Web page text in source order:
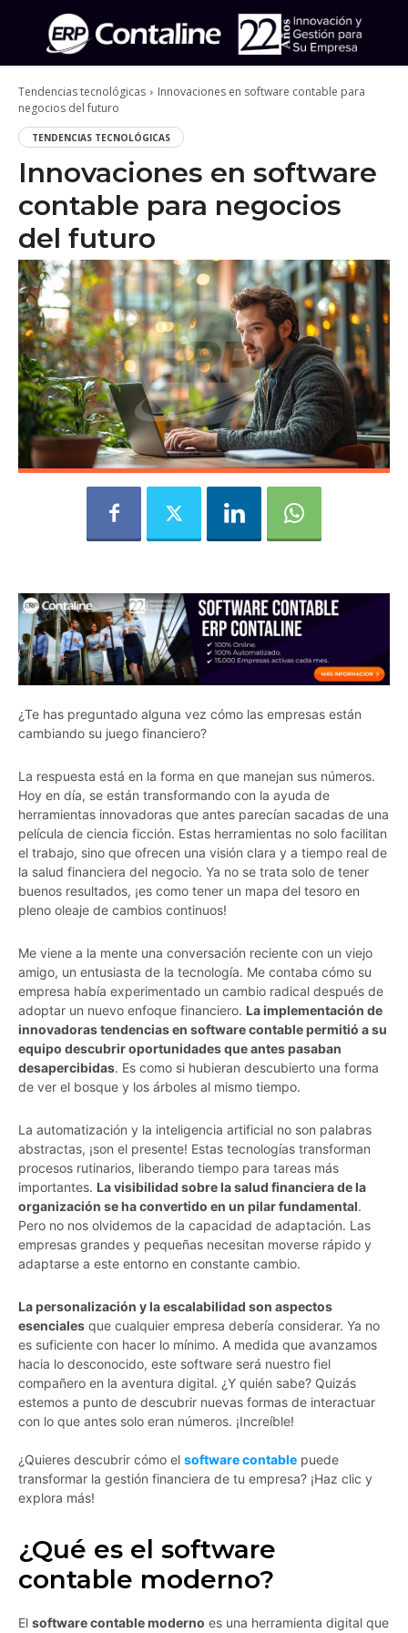
Tendencias tecnológicas
Innovaciones en software contable para
negocios del futuro
TENDENCIAS TECNOLÓGICAS
Innovaciones en software
contable para negocios
del futuro
¿Te has preguntado alguna vez cómo las empresas están
cambiando su juego financiero?
La respuesta está en la forma en que manejan sus números.
Hoy en día, se están transformando con la ayuda de
herramientas innovadoras que antes parecían sacadas de una
película de ciencia ficción. Estas herramientas no solo facilitan
el trabajo, sino que ofrecen una visión clara y a tiempo real de
la salud financiera del negocio. Ya no se trata solo de tener
buenos resultados, ¡es como tener un mapa del tesoro en
pleno oleaje de cambios continuos!
Me viene a la mente una conversación reciente con un viejo
amigo, un entusiasta de la tecnología. Me contaba cómo su
empresa había experimentado un cambio radical después de
adoptar un nuevo enfoque financiero. La implementación de
innovadoras tendencias en software contable permitió a su
equipo descubrir oportunidades que antes pasaban
desapercibidas. Es como si hubieran descubierto una forma
de ver el bosque y los árboles al mismo tiempo.
La automatización y la inteligencia artificial no son palabras
abstractas, ¡son el presente! Estas tecnologías transforman
procesos rutinarios, liberando tiempo para tareas más
importantes. La visibilidad sobre la salud financiera de la
organización se ha convertido en un pilar fundamental.
Pero no nos olvidemos de la capacidad de adaptación. Las
empresas grandes y pequeñas necesitan moverse rápido y
adaptarse a este entorno en constante cambio.
La personalización y la escalabilidad son aspectos
esenciales que cualquier empresa debería considerar. Ya no
es suficiente con hacer lo mínimo. A medida que avanzamos
hacia lo desconocido, este software será nuestro fiel
compañero en la aventura digital. ¿Y quién sabe? Quizás
estemos a punto de descubrir nuevas formas de interactuar
con lo que antes solo eran números. ¡Increíble!
¿Quieres descubrir cómo el software contable puede
transformar la gestión financiera de tu empresa? ¡Haz clic y
explora más!
¿Qué es el software
contable moderno?
El software contable moderno es una herramienta digital que